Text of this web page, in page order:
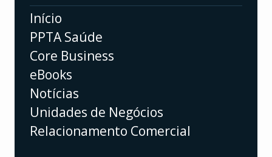
Início
PPTA Saúde
Core Business
eBooks
Notícias
Unidades de Negócios
Relacionamento Comercial